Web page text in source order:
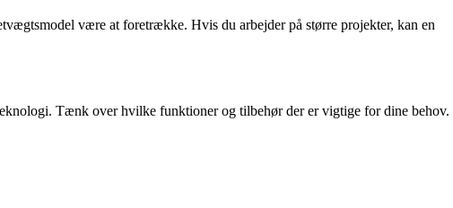
være at foretrække. Hvis du arbejder på større projekter, kan en
Tænk over hvilke funktioner og tilbehør der er vigtige for dine behov.